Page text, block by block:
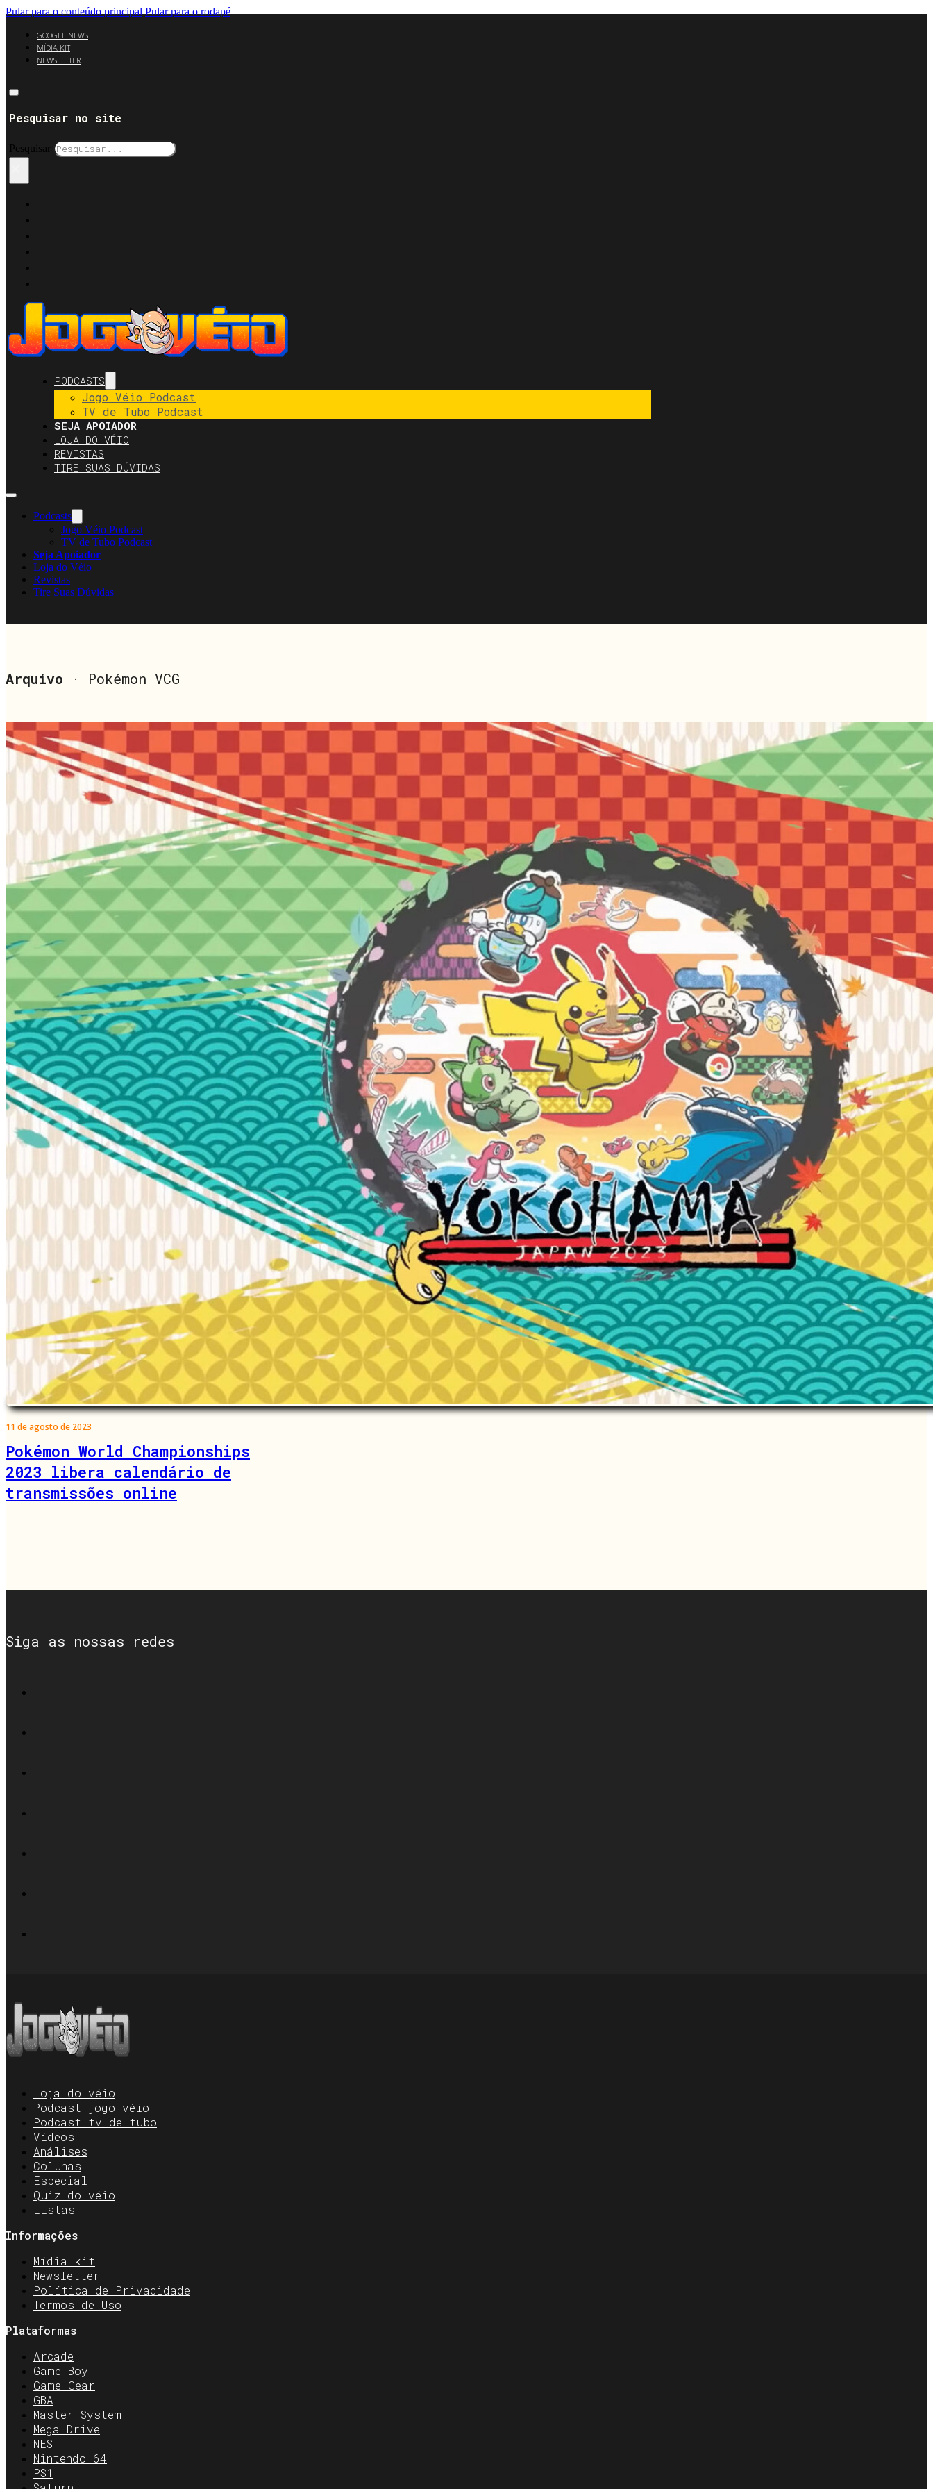
Pular para o conteúdo principal Pular para o rodapé
GOOGLE NEWS
MÍDIA KIT
NEWSLETTER
Pesquisar no site
Pesquisar
PODCASTS
Jogo Véio Podcast
TV de Tubo Podcast
SEJA APOIADOR
LOJA DO VÉIO
REVISTAS
TIRE SUAS DÚVIDAS
Podcasts
Jogo Véio Podcast
TV de Tubo Podcast
Seja Apoiador
Loja do Véio
Revistas
Tire Suas Dúvidas
Arquivo · Pokémon VCG
11 de agosto de 2023
Pokémon World Championships
2023 libera calendário de
transmissões online
Siga as nossas redes
Loja do véio
Podcast jogo véio
Podcast tv de tubo
Vídeos
Análises
Colunas
Especial
Quiz do véio
Listas
Informações
Mídia kit
Newsletter
Política de Privacidade
Termos de Uso
Plataformas
Arcade
Game Boy
Game Gear
GBA
Master System
Mega Drive
NES
Nintendo 64
PS1